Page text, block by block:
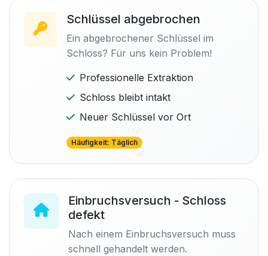
Schlüssel abgebrochen
Ein abgebrochener Schlüssel im
Schloss? Für uns kein Problem!
Professionelle Extraktion
Schloss bleibt intakt
Neuer Schlüssel vor Ort
Häufigkeit: Täglich
Einbruchsversuch - Schloss
defekt
Nach einem Einbruchsversuch muss
schnell gehandelt werden.